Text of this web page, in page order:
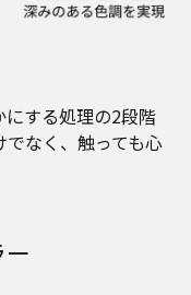
する処理の2段階
なく、触っても心